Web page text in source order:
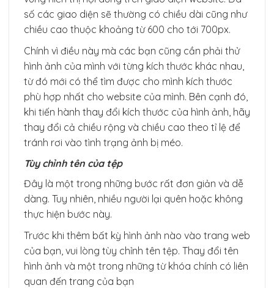
số các giao diện sẽ thường có chiều dài cũng như
chiều cao thuộc khoảng từ 600 cho tới 700px.
Chính vì điều này mà các bạn cũng cần phải thử
hình ảnh của mình với từng kích thước khác nhau,
từ đó mới có thể tìm được cho mình kích thước
phù hợp nhất cho website của mình. Bên cạnh đó,
khi tiến hành thay đổi kích thước của hình ảnh, hãy
thay đổi cả chiều rộng và chiều cao theo tỉ lệ để
tránh rơi vào tình trạng ảnh bị méo.
Tùy chỉnh tên của tệp
Đây là một trong những bước rất đơn giản và dễ
dàng. Tuy nhiên, nhiều người lại quên hoặc không
thực hiện bước này.
Trước khi thêm bất kỳ hình ảnh nào vào trang web
của bạn, vui lòng tùy chỉnh tên tệp. Thay đổi tên
hình ảnh và một trong những từ khóa chính có liên
quan đến trang của bạn